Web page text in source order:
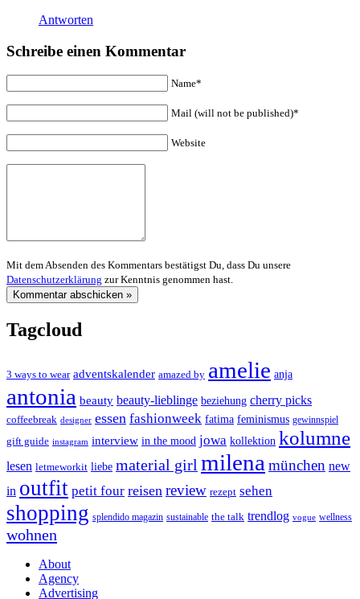
Antworten
Schreibe einen Kommentar
Name*
Mail (will not be published)*
Website
Mit dem Absenden des Kommentars bestätigst Du, dass Du unsere
Datenschutzerklärung zur Kenntnis genommen hast.
Tagcloud
3 ways to wear adventskalender amazed by amelie anja
antonia beauty beauty-lieblinge beziehung cherry picks
coffeebreak designer essen fashionweek fatima feminismus gewinnspiel
gift guide instagram interview in the mood jowa kollektion kolumne
lesen letmeworkit liebe material girl milena münchen new
in outfit petit four reisen review rezept sehen
shopping splendido magazin sustainable the talk trendlog vogue wellness
wohnen
About
Agency
Advertising